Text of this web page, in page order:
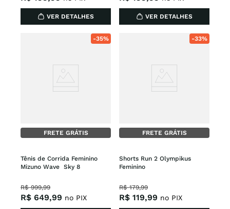
VER DETALHES VER DETALHES
-35%
FRETE GRÁTIS
Tênis de Corrida Feminino
Mizuno Wave  Sky 8
R$ 999,99
R$ 649,99 no PIX
-33%
FRETE GRÁTIS
Shorts Run 2 Olympikus
Feminino
R$ 179,99
R$ 119,99 no PIX